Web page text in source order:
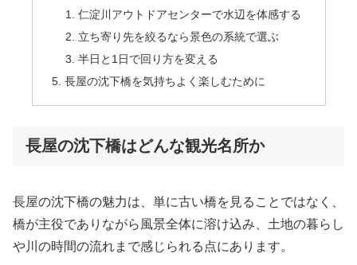
仁淀川アウトドアセンターで水辺を体感する
立ち寄り先を絞るなら景色の系統で選ぶ
半日と1日で回り方を変える
長屋の沈下橋を気持ちよく楽しむために
長屋の沈下橋はどんな観光名所か
長屋の沈下橋の魅力は、単に古い橋を見ることではなく、
橋が主役でありながら風景全体に溶け込み、土地の暮らし
や川の時間の流れまで感じられる点にあります。